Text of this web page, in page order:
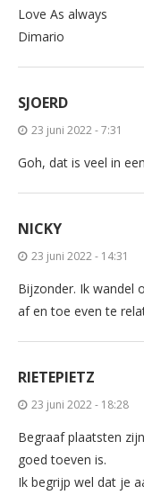
Love As always
Dimario
SJOERD
23 juni 2022 - 7:31
Goh, dat is veel in
NICKY
23 juni 2022 - 14:31
Bijzonder. Ik wandel
af en toe even te
RIETEPIETZ
23 juni 2022 - 18:28
Begraaf plaatsten
goed toeven is.
Ik begrijp wel dat je